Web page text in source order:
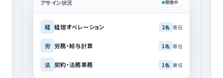
アサイン状況 稼働中
経 経理オペレーション 2名 専任
労 労務・給与計算 1名 専任
法 契約・法務事務 1名 兼任